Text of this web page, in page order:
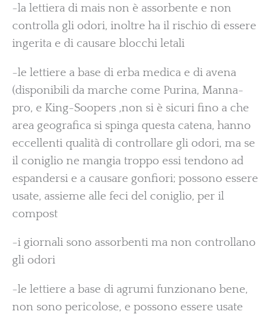
-la lettiera di mais non è assorbente e non
controlla gli odori, inoltre ha il rischio di essere
ingerita e di causare blocchi letali
-le lettiere a base di erba medica e di avena
(disponibili da marche come Purina, Manna-
pro, e King-Soopers ,non si è sicuri fino a che
area geografica si spinga questa catena, hanno
eccellenti qualità di controllare gli odori, ma se
il coniglio ne mangia troppo essi tendono ad
espandersi e a causare gonfiori; possono essere
usate, assieme alle feci del coniglio, per il
compost
-i giornali sono assorbenti ma non controllano
gli odori
-le lettiere a base di agrumi funzionano bene,
non sono pericolose, e possono essere usate